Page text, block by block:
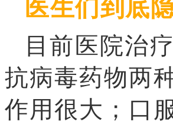
医生们到底
目前医院治
抗病毒药物两
作用很大；口